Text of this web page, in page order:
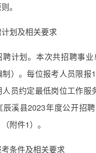
。
划及相关要求
聘计划。本次共招聘事
制）。每位报考人员限
员约定最低岗位工作服
溪县2023年度公开招
附件1）。
考条件及相关要求